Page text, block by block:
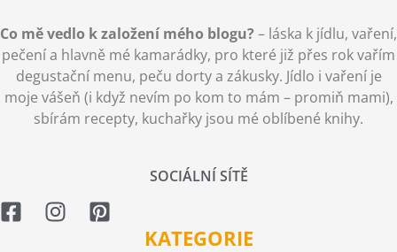
Co mě vedlo k založení mého blogu? – láska k jídlu, vaření,
pečení a hlavně mé kamarádky, pro které již přes rok vařím
degustační menu, peču dorty a zákusky. Jídlo i vaření je
moje vášeň (i když nevím po kom to mám – promiň mami),
sbírám recepty, kuchařky jsou mé oblíbené knihy.
SOCIÁLNÍ SÍTĚ
KATEGORIE